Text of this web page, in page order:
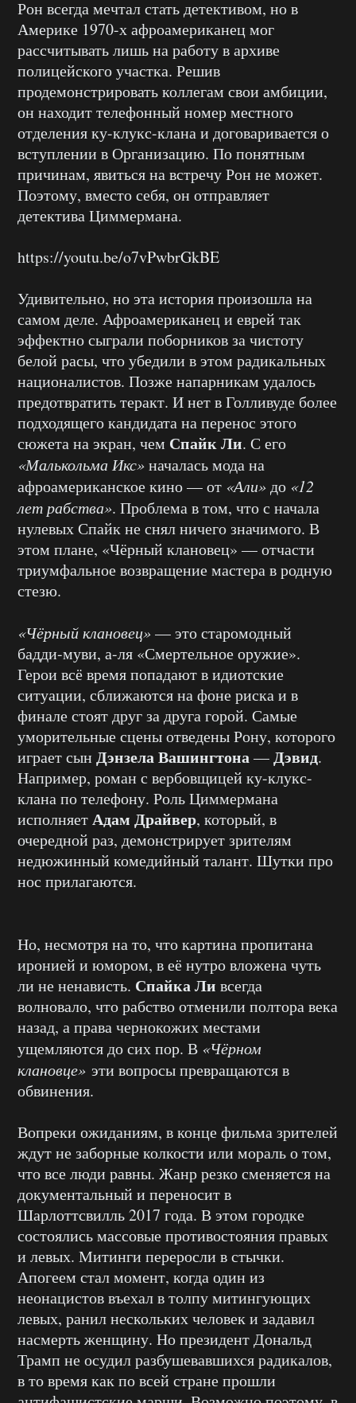
Рон всегда мечтал стать детективом, но в
Америке 1970-х афроамериканец мог
рассчитывать лишь на работу в архиве
полицейского участка. Решив
продемонстрировать коллегам свои амбиции,
он находит телефонный номер местного
отделения ку-клукс-клана и договаривается о
вступлении в Организацию. По понятным
причинам, явиться на встречу Рон не может.
Поэтому, вместо себя, он отправляет
детектива Циммермана.
https://youtu.be/o7vPwbrGkBE
Удивительно, но эта история произошла на
самом деле. Афроамериканец и еврей так
эффектно сыграли поборников за чистоту
белой расы, что убедили в этом радикальных
националистов. Позже напарникам удалось
предотвратить теракт. И нет в Голливуде более
подходящего кандидата на перенос этого
сюжета на экран, чем Спайк Ли. С его
«Малькольма Икс»началась мода на
афроамериканское кино — от «Али»до «12
лет рабства». Проблема в том, что с начала
нулевых Спайк не снял ничего значимого. В
этом плане, «Чёрный клановец» — отчасти
триумфальное возвращение мастера в родную
стезю.
«Чёрный клановец»— это старомодный
бадди-муви, а-ля «Смертельное оружие».
Герои всё время попадают в идиотские
ситуации, сближаются на фоне риска и в
финале стоят друг за друга горой. Самые
уморительные сцены отведены Рону, которого
играет сын Дэнзела Вашингтона—Дэвид.
Например, роман с вербовщицей ку-клукс-
клана по телефону. Роль Циммермана
исполняетАдам Драйвер, который, в
очередной раз, демонстрирует зрителям
недюжинный комедийный талант. Шутки про
нос прилагаются.
Но, несмотря на то, что картина пропитана
иронией и юмором, в её нутро вложена чуть
ли не ненависть. Спайка Ли всегда
волновало, что рабство отменили полтора века
назад, а права чернокожих местами
ущемляются до сих пор. В «Чёрном
клановце» эти вопросы превращаются в
обвинения.
Вопреки ожиданиям, в конце фильма зрителей
ждут не заборные колкости или мораль о том,
что все люди равны. Жанр резко сменяется на
документальный и переносит в
Шарлоттсвилль 2017 года. В этом городке
состоялись массовые противостояния правых
и левых. Митинги переросли в стычки.
Апогеем стал момент, когда один из
неонацистов въехал в толпу митингующих
левых, ранил нескольких человек и задавил
насмерть женщину. Но президент Дональд
Трамп не осудил разбушевавшихся радикалов,
в то время как по всей стране прошли